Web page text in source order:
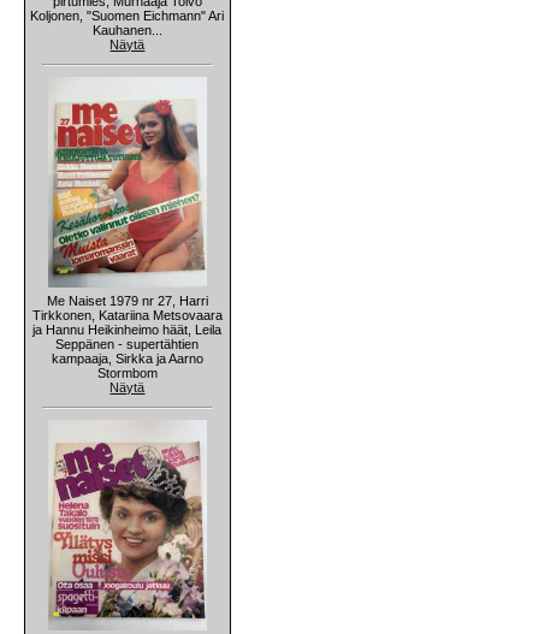
Koljonen, "Suomen Eichmann" Ari
Kauhanen...
Näytä
Me Naiset 1979 nr 27, Harri
Tirkkonen, Katariina Metsovaara
ja Hannu Heikinheimo häät, Leila
Seppänen - supertähtien
kampaaja, Sirkka ja Aarno
Stormbom
Näytä